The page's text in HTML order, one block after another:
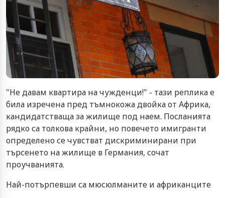
"Не давам квартира на чужденци!" - тази реплика е
била изречена пред тъмнокожа двойка от Африка,
кандидатстваща за жилище под наем. Посланията
рядко са толкова крайни, но повечето имигранти
определено се чувстват дискриминирани при
търсенето на жилище в Германия, сочат
проучванията.
Най-потърпевши са мюсюлманите и африканците